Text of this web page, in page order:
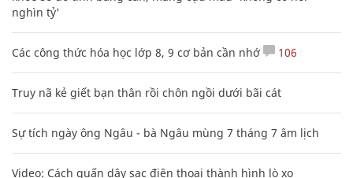
nghìn tỷ'
Các công thức hóa học lớp 8, 9 cơ bản cần nhớ 106
Truy nã kẻ giết bạn thân rồi chôn ngồi dưới bãi cát
Sự tích ngày ông Ngâu - bà Ngâu mùng 7 tháng 7 âm lịch
Video: Cách quấn dây sạc điện thoại thành hình lò xo